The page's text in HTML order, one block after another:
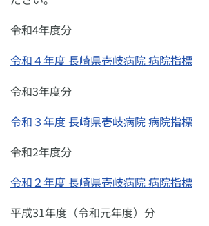
令和4年度分
令和４年度 長崎県壱岐病院 病院指標
令和3年度分
令和３年度 長崎県壱岐病院 病院指標
令和2年度分
令和２年度 長崎県壱岐病院 病院指標
平成31年度（令和元年度）分